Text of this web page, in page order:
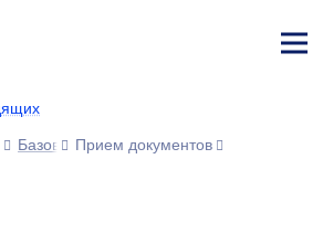
приема
Базовое высшее образование
Прием документов